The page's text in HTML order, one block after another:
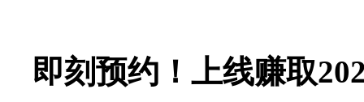
即刻预约！上线赚取